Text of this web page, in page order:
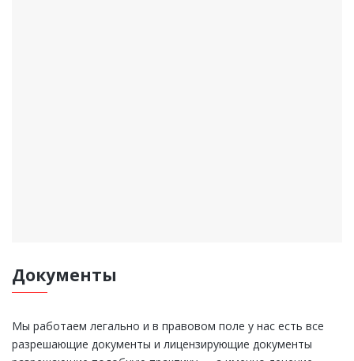
Документы
Мы работаем легально и в правовом поле у нас есть все
разрешающие документы и лицензирующие документы